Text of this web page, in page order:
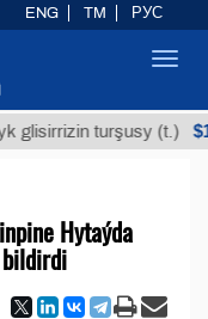
turşusy (t.)
Hytaýda
ENG TM РУС